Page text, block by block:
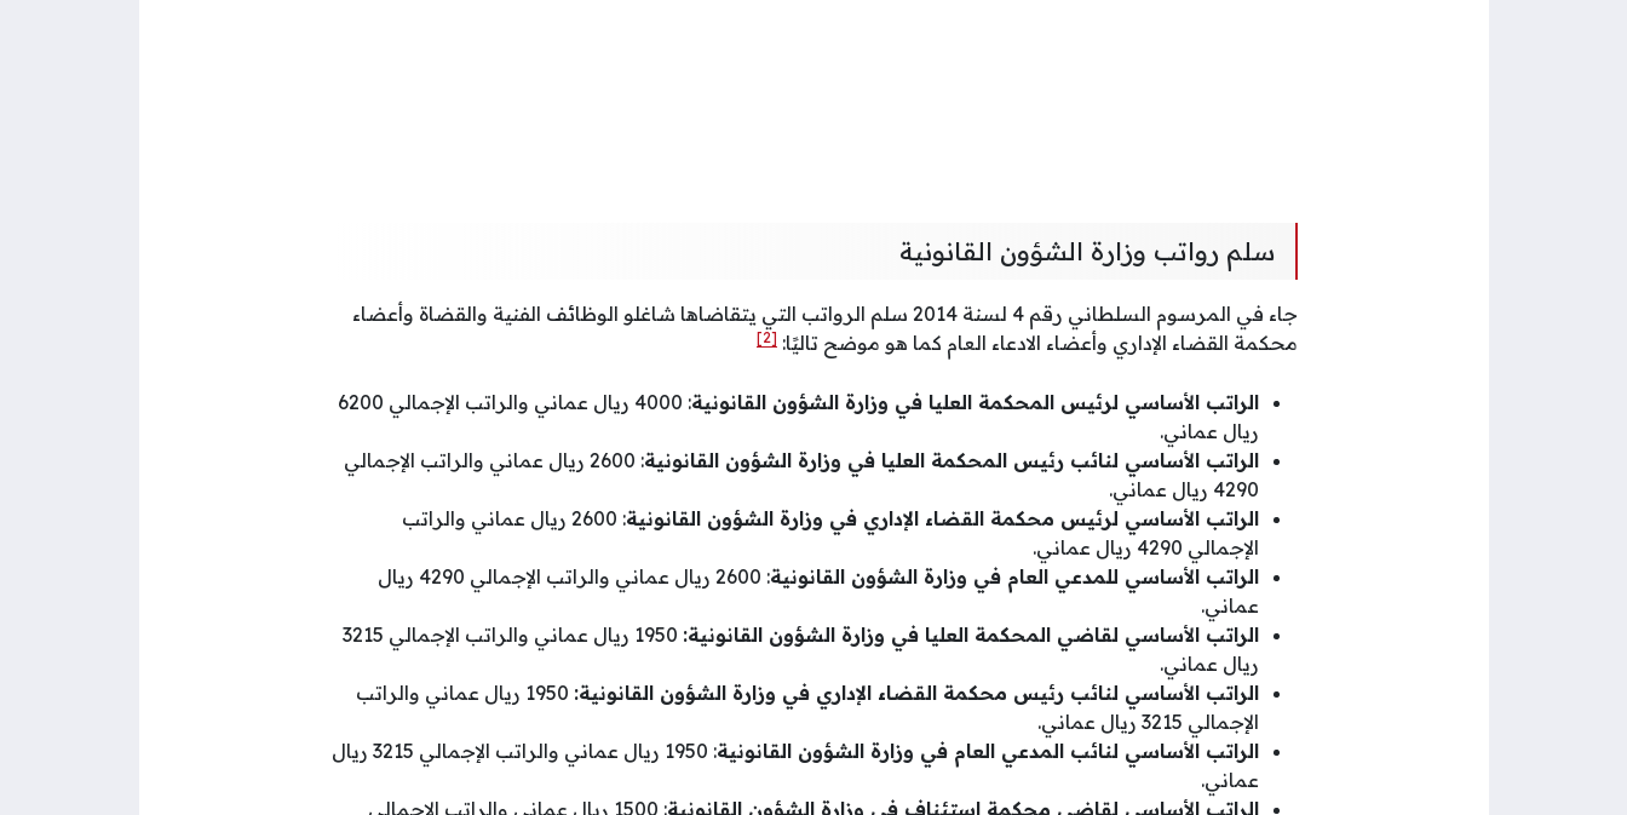
سلم رواتب وزارة الشؤون القانونية
جاء في المرسوم السلطاني رقم 4 لسنة 2014 سلم الرواتب التي يتقاضاها شاغلو الوظائف الفنية والقضاة وأعضاء
محكمة القضاء الإداري وأعضاء الادعاء العام كما هو موضح تاليًا: [2]
الراتب الأساسي لرئيس المحكمة العليا في وزارة الشؤون القانونية
: 4000 ريال عماني والراتب الإجمالي 6200
ريال عماني.
الراتب الأساسي لنائب رئيس المحكمة العليا في وزارة الشؤون القانونية
: 2600 ريال عماني والراتب الإجمالي
4290 ريال عماني.
الراتب الأساسي لرئيس محكمة القضاء الإداري في وزارة الشؤون القانونية
: 2600 ريال عماني والراتب
الإجمالي 4290 ريال عماني.
الراتب الأساسي للمدعي العام في وزارة الشؤون القانونية
: 2600 ريال عماني والراتب الإجمالي 4290 ريال
عماني.
الراتب الأساسي لقاضي المحكمة العليا في وزارة الشؤون القانونية:
1950 ريال عماني والراتب الإجمالي 3215
ريال عماني.
الراتب الأساسي لنائب رئيس محكمة القضاء الإداري في وزارة الشؤون القانونية:
1950 ريال عماني والراتب
الإجمالي 3215 ريال عماني.
الراتب الأساسي لنائب المدعي العام في وزارة الشؤون القانونية
: 1950 ريال عماني والراتب الإجمالي 3215 ريال
عماني.
الراتب الأساسي لقاضي محكمة استئناف في وزارة الشؤون القانونية
: 1500 ريال عماني والراتب الإجمالي